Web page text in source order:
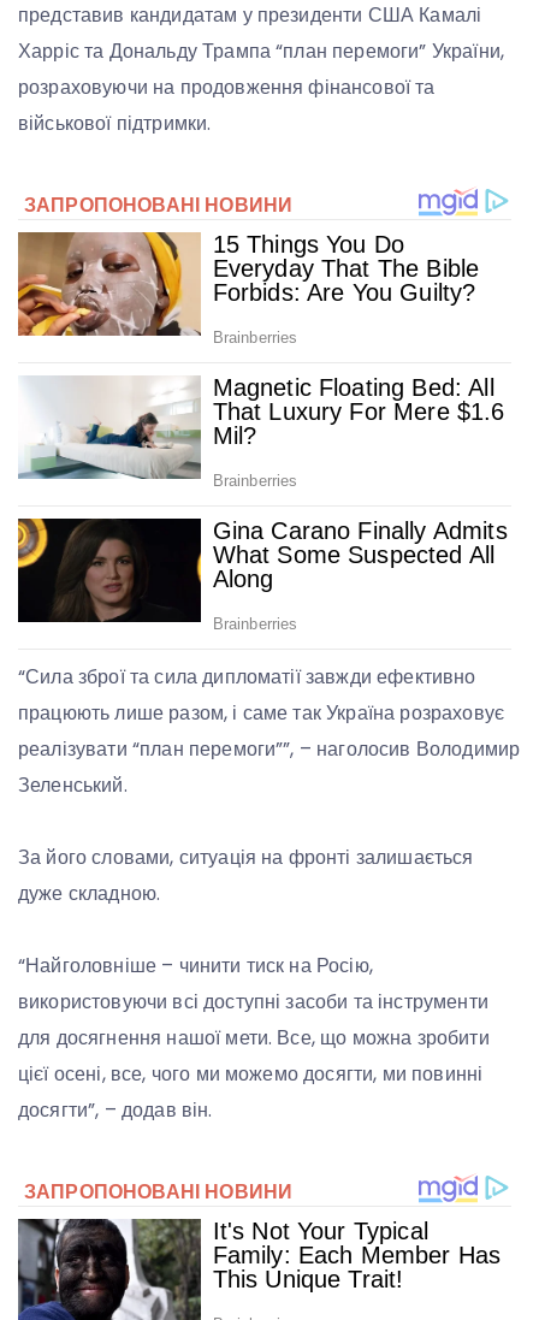
представив кандидатам у президенти США Камалі
Харріс та Дональду Трампа “план перемоги” України,
розраховуючи на продовження фінансової та
військової підтримки.
“Сила зброї та сила дипломатії завжди ефективно
працюють лише разом, і саме так Україна розраховує
реалізувати “план перемоги””, – наголосив Володимир
Зеленський.
За його словами, ситуація на фронті залишається
дуже складною.
“Найголовніше – чинити тиск на Росію,
використовуючи всі доступні засоби та інструменти
для досягнення нашої мети. Все, що можна зробити
цієї осені, все, чого ми можемо досягти, ми повинні
досягти”, – додав він.